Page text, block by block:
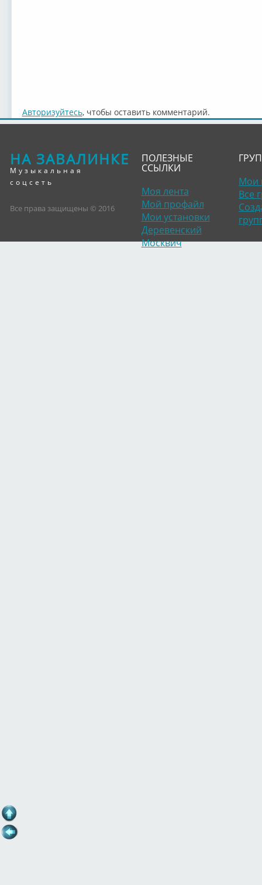
Авторизуйтесь, чтобы оставить комментарий.
НА ЗАВАЛИНКЕ
Музыкальная
соцсеть
Все права защищены © 2016
ПОЛЕЗНЫЕ
ССЫЛКИ
Моя лента
Мой профайл
Мои установки
Деревенский
Москвич
Мои
Все